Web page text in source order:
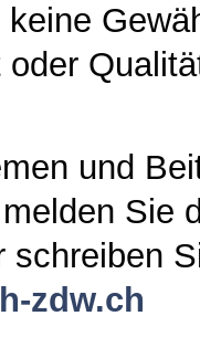
und
Sie
schreiben
zdw.ch